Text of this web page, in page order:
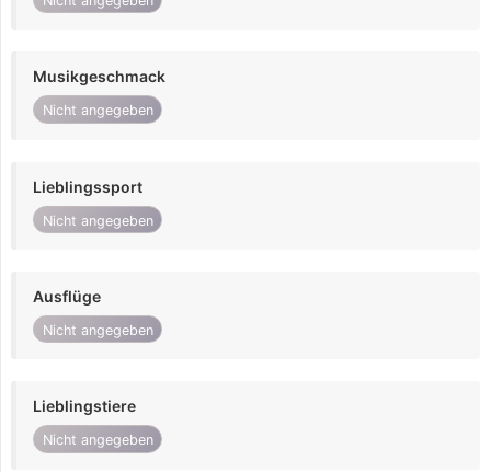
Musikgeschmack
Nicht angegeben
Lieblingssport
Nicht angegeben
Ausflüge
Nicht angegeben
Lieblingstiere
Nicht angegeben